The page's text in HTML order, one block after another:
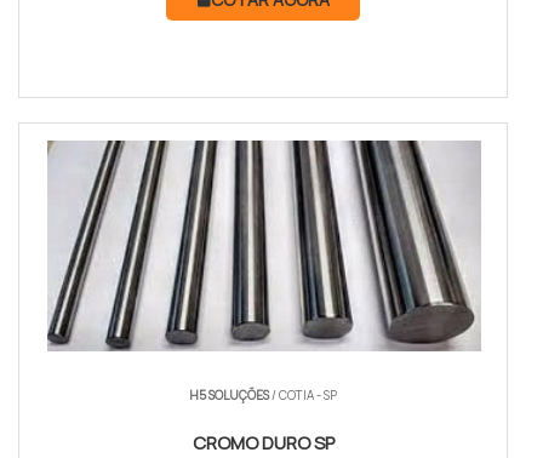
H5 SOLUÇÕES/ COTIA - SP
CROMO DURO SP